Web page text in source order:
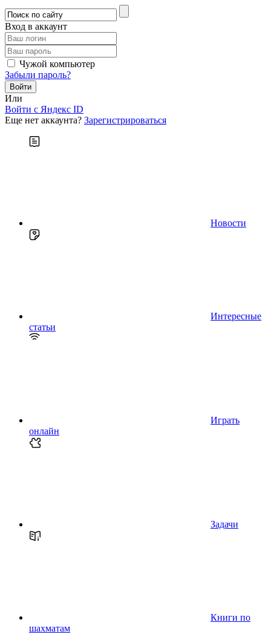
Вход в аккаунт
Чужой компьютер
Забыли пароль?
Или
Войти c Яндекс ID
Еще нет аккаунта? Зарегистрироваться
Новости
Интересные
статьи
Играть
онлайн
Задачи
Книги по
шахматам